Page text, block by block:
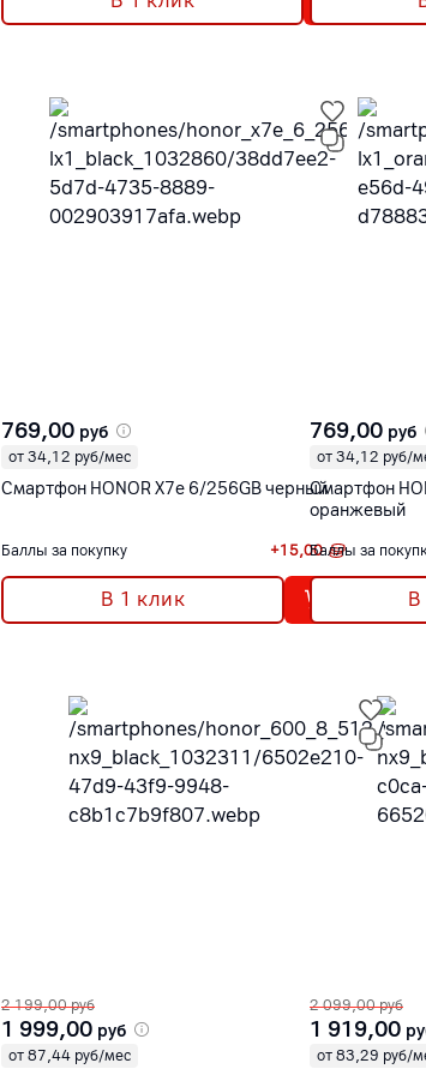
769,00 руб
от 34,12 руб/мес
Смартфон HONOR X7e 6/256GB черный
Баллы за покупку +15,00
В 1 клик
769,00 руб
от 34,12 руб/
Смартфон
оранжевый
Баллы за
В
2 199,00 руб
1 999,00 руб
от 87,44 руб/мес
2 099,00 руб
1 919,00
от 83,29 руб/